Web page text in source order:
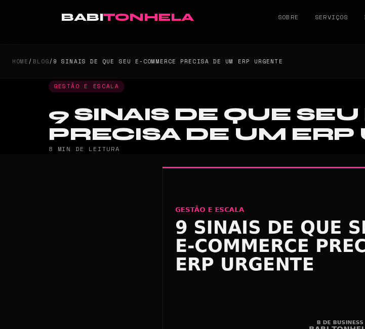
BABITONHELA SOBRE SERVIÇOS
HOME/BLOG/9 SINAIS DE QUE SEU E-COMMERCE PRECISA DE UM ERP URGENTE
GESTÃO E ESCALA
9 SINAIS DE QUE
PRECISA DE UM ERP
8 MIN DE LEITURA